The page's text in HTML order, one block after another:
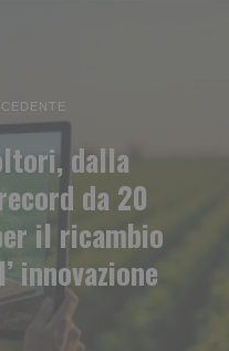
dalla
da 20
il ricambio
innovazione